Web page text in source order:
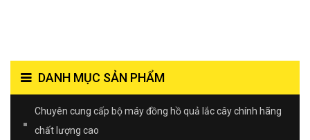
DANH MỤC SẢN PHẨM
Chuyên cung cấp bộ máy đồng hồ quả lắc cây chính hãng
chất lượng cao